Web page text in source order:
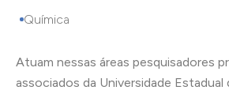
Química
Atuam nessas áreas pesquisadores
associados da Universidade Estadual